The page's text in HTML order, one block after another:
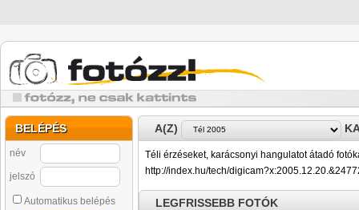
BELÉPÉS
név
jelszó
Automatikus belépés
A(Z)
Téli érzéseket, karácsonyi hangulatot átadó
http://index.hu/tech/
LEGFRISSEBB FOTÓK